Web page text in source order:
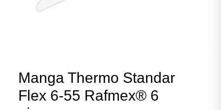
Manga Thermo Standar
Flex 6-55 Rafmex® 6